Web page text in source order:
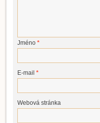
Jméno*
E-mail*
Webová stránka